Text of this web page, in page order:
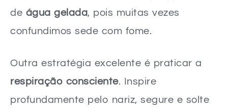
de água gelada, pois muitas vezes
confundimos sede com fome.
Outra estratégia excelente é praticar a
respiração consciente. Inspire
profundamente pelo nariz, segure e solte